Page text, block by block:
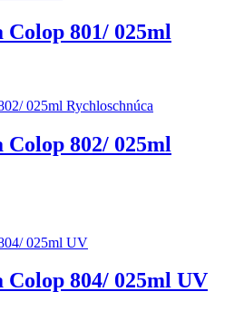
801/ 025ml
802/ 025ml
804/ 025ml UV